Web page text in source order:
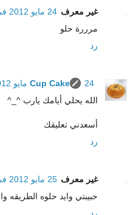
غير معرف 24 مايو 2012 في 6:19 م
مرررة حلو
رد
Cup Cake
24 مايو 2012 في 9:38 م
الله يحلي أيامك يارب ^_^
أسعدني تعليقك
رد
غير معرف 25 مايو 2012 في 8:06 ص
حبيبتي وايد حلوه الطريقه
رد